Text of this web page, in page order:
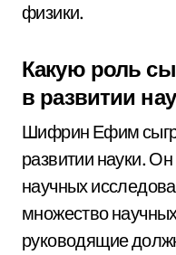
физики.
Какую роль
в развитии
Шифрин Ефим
развитии науки.
научных
множество
руководящие